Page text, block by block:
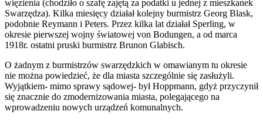
więzienia (chodziło o szafę zajętą za podatki u jednej z mieszkanek
Swarzędza). Kilka miesięcy działał kolejny burmistrz Georg Blask,
podobnie Reymann i Peters. Przez kilka lat działał Sperling, w
okresie pierwszej wojny światowej von Bodungen, a od marca
1918r. ostatni pruski burmistrz Brunon Glabisch.
O żadnym z burmistrzów swarzędzkich w omawianym tu okresie
nie można powiedzieć, że dla miasta szczególnie się zasłużyli.
Wyjątkiem- mimo sprawy sądowej- był Hoppmann, gdyż przyczynił
się znacznie do zmodernizowania miasta, polegającego na
wprowadzeniu nowych urządzeń komunalnych.